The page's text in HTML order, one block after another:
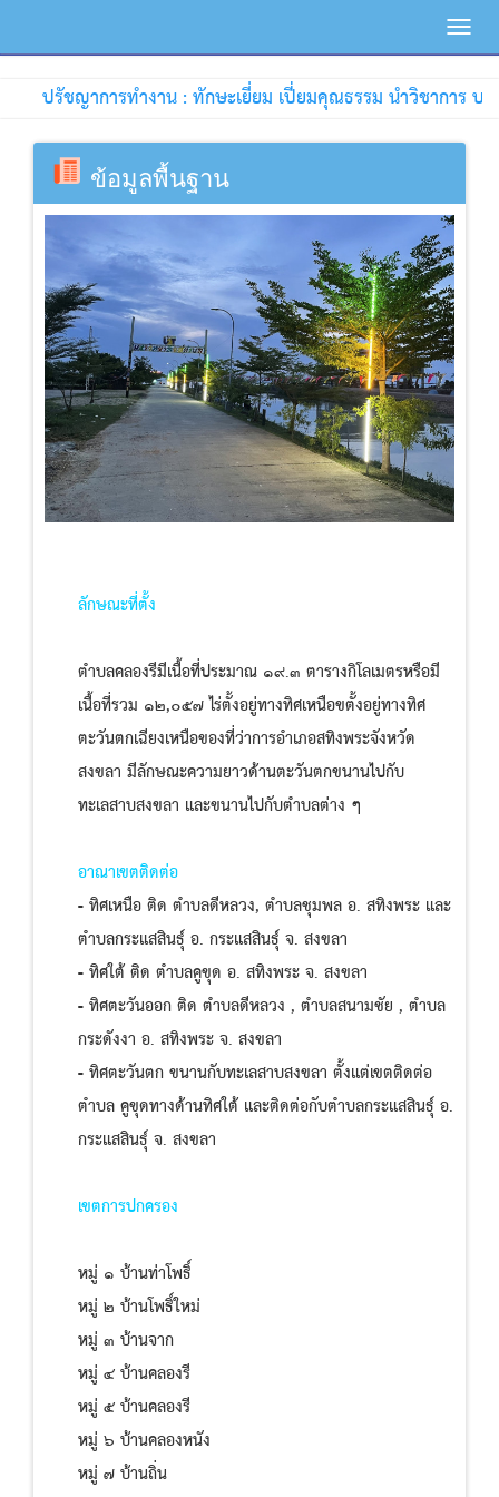
ปรัชญาการทำงาน : ทักษะเยี่ยม เปี่ยมคุณธรรม นำวิชาการ บริ
ข้อมูลพื้นฐาน
ลักษณะที่ตั้ง
ตำบลคลองรีมีเนื้อที่ประมาณ ๑๙.๓ ตารางกิโลเมตรหรือมี
เนื้อที่รวม ๑๒,๐๕๗ ไร่ตั้งอยู่ทางทิศเหนือขตั้งอยู่ทางทิศ
ตะวันตกเฉียงเหนือของที่ว่าการอำเภอสทิงพระจังหวัด
สงขลา มีลักษณะความยาวด้านตะวันตกขนานไปกับ
ทะเลสาบสงขลา และขนานไปกับตำบลต่าง ๆ
อาณาเขตติดต่อ
- ทิศเหนือ ติด ตำบลดีหลวง, ตำบลชุมพล อ. สทิงพระ และ
ตำบลกระแสสินธุ์ อ. กระแสสินธุ์ จ. สงขลา
- ทิศใต้ ติด ตำบลคูขุด อ. สทิงพระ จ. สงขลา
- ทิศตะวันออก ติด ตำบลดีหลวง , ตำบลสนามชัย , ตำบล
กระดังงา อ. สทิงพระ จ. สงขลา
- ทิศตะวันตก ขนานกับทะเลสาบสงขลา ตั้งแต่เขตติดต่อ
ตำบล คูขุดทางด้านทิศใต้ และติดต่อกับตำบลกระแสสินธุ์ อ.
กระแสสินธุ์ จ. สงขลา
เขตการปกครอง
หมู่ ๑ บ้านท่าโพธิ์
หมู่ ๒ บ้านโพธิ์ใหม่
หมู่ ๓ บ้านจาก
หมู่ ๔ บ้านคลองรี
หมู่ ๕ บ้านคลองรี
หมู่ ๖ บ้านคลองหนัง
หมู่ ๗ บ้านถิ่น